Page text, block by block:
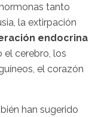
tanto
la extirpación
endocrina
el cerebro, los
el corazón
han sugerido